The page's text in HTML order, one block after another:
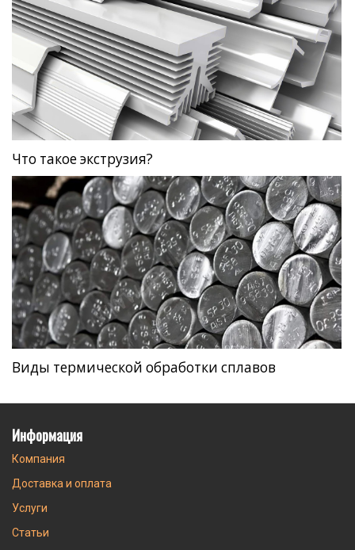
Что такое экструзия?
Виды термической обработки сплавов
Информация
Компания
Доставка и оплата
Услуги
Статьи